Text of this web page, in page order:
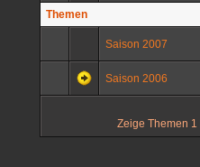
Themen
Saison 2007
Saison 2006
Zeige Themen 1